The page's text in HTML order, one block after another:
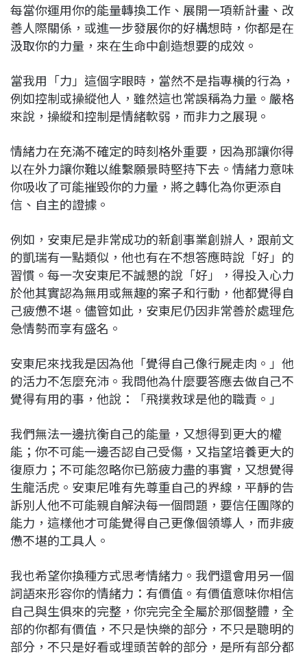
每當你運用你的能量轉換工作、展開一項新計畫、改
善人際關係，或進一步發展你的好構想時，你都是在
汲取你的力量，來在生命中創造想要的成效。
當我用「力」這個字眼時，當然不是指專橫的行為，
例如控制或操縱他人，雖然這也常誤稱為力量。嚴格
來說，操縱和控制是情緒軟弱，而非力之展現。
情緒力在充滿不確定的時刻格外重要，因為那讓你得
以在外力讓你難以維繫願景時堅持下去。情緒力意味
你吸收了可能摧毀你的力量，將之轉化為你更添自
信、自主的證據。
例如，安東尼是非常成功的新創事業創辦人，跟前文
的凱瑞有一點類似，他也有在不想答應時說「好」的
習慣。每一次安東尼不誠懇的說「好」，得投入心力
於他其實認為無用或無趣的案子和行動，他都覺得自
己疲憊不堪。儘管如此，安東尼仍因非常善於處理危
急情勢而享有盛名。
安東尼來找我是因為他「覺得自己像行屍走肉。」他
的活力不怎麼充沛。我問他為什麼要答應去做自己不
覺得有用的事，他說：「飛撲救球是他的職責。」
我們無法一邊抗衡自己的能量，又想得到更大的權
能；你不可能一邊否認自己受傷，又指望培養更大的
復原力；不可能忽略你已筋疲力盡的事實，又想覺得
生龍活虎。安東尼唯有先尊重自己的界線，平靜的告
訴別人他不可能親自解決每一個問題，要信任團隊的
能力，這樣他才可能覺得自己更像個領導人，而非疲
憊不堪的工具人。
我也希望你換種方式思考情緒力。我們還會用另一個
詞語來形容你的情緒力：有價值。有價值意味你相信
自己與生俱來的完整，你完完全全屬於那個整體，全
部的你都有價值，不只是快樂的部分，不只是聰明的
部分，不只是好看或埋頭苦幹的部分，是所有部分都